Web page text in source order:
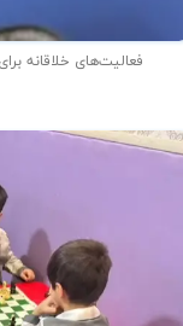
فعالیت‌های خلاقانه